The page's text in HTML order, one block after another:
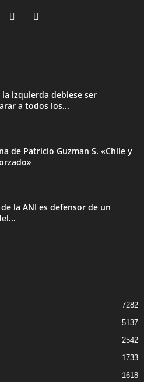
la izquierda debiese ser
a todos los...
de Patricio Guzman S. «Chile y
la ANI es defensor de un
7282
5137
2542
1733
1618